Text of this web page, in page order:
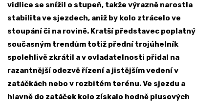
vidlice se snížil o stupeň, takže výrazně narostla
stabilita ve sjezdech, aniž by kolo ztrácelo ve
stoupání či na rovině. Kratší představec poplatný
současným trendům totiž přední trojúhelník
spolehlivě zkrátil a v ovladatelnosti přidal na
razantnější odezvě řízení a jistějším vedení v
zatáčkách nebo v rozbitém terénu. Ve sjezdu a
hlavně do zatáček kolo získalo hodně plusových